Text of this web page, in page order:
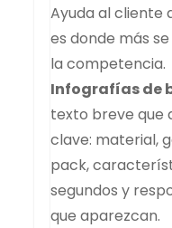
Ayuda al cliente
es donde más
la competencia.
Infografías de
texto breve que
clave: material,
pack,
segundos y
que aparezcan.